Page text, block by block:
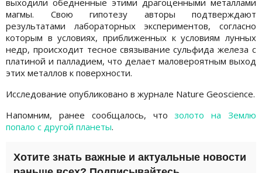
выходили обедненные этими драгоценными металлами
магмы. Свою гипотезу авторы подтверждают
результатами лабораторных экспериментов, согласно
которым в условиях, приближенных к условиям лунных
недр, происходит тесное связывание сульфида железа с
платиной и палладием, что делает маловероятным выход
этих металлов к поверхности.
Исследование опубликовано в журнале Nature Geoscience.
Напомним, ранее сообщалось, чтозолото на Землю
попало с другой планеты.
Хотите знать важные и актуальные новости